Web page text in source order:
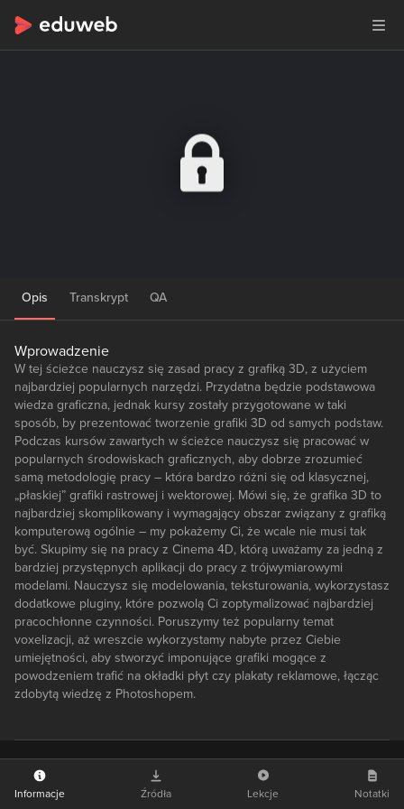
Opis Transkrypt QA
Wprowadzenie
W tej ścieżce nauczysz się zasad pracy z grafiką 3D, z użyciem
najbardziej popularnych narzędzi. Przydatna będzie podstawowa
wiedza graficzna, jednak kursy zostały przygotowane w taki
sposób, by prezentować tworzenie grafiki 3D od samych podstaw.
Podczas kursów zawartych w ścieżce nauczysz się pracować w
popularnych środowiskach graficznych, aby dobrze zrozumieć
samą metodologię pracy – która bardzo różni się od klasycznej,
„płaskiej” grafiki rastrowej i wektorowej. Mówi się, że grafika 3D to
najbardziej skomplikowany i wymagający obszar związany z grafiką
komputerową ogólnie – my pokażemy Ci, że wcale nie musi tak
być. Skupimy się na pracy z Cinema 4D, którą uważamy za jedną z
bardziej przystępnych aplikacji do pracy z trójwymiarowymi
modelami. Nauczysz się modelowania, teksturowania, wykorzystasz
dodatkowe pluginy, które pozwolą Ci zoptymalizować najbardziej
pracochłonne czynności. Poruszymy też popularny temat
voxelizacji, aż wreszcie wykorzystamy nabyte przez Ciebie
umiejętności, aby stworzyć imponujące grafiki mogące z
powodzeniem trafić na okładki płyt czy plakaty reklamowe, łącząc
zdobytą wiedzę z Photoshopem.
Informacje Źródła Lekcje Notatki